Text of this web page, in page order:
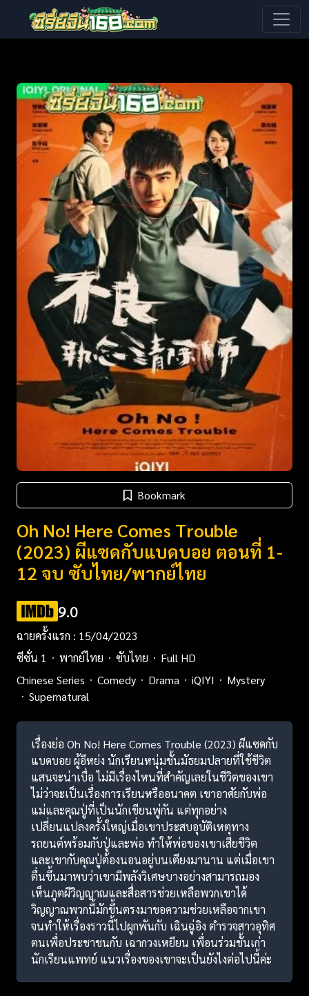
Bookmark
Oh No! Here Comes Trouble
(2023) ผีแซดกับแบดบอย ตอนที่ 1-
12 จบ ซับไทย/พากย์ไทย
9.0
ฉายครั้งแรก : 15/04/2023
ซีซั่น 1
พากย์ไทย ซับไทย
Full HD
Chinese Series
Comedy Drama iQIYI
Mystery
Supernatural
เรื่องย่อ Oh No! Here Comes Trouble (2023) ผีแซดกับ
แบดบอย ผู้อีหย่ง นักเรียนหนุ่มชั้นมัธยมปลายที่ใช้ชีวิต
แสนจะน่าเบื่อ ไม่มีเรื่องไหนที่สำคัญเลยในชีวิตของเขา
ไม่ว่าจะเป็นเรื่องการเรียนหรืออนาคต เขาอาศัยกับพ่อ
แม่และคุณปู่ที่เป็นนักเขียนพู่กัน แต่ทุกอย่าง
เปลี่ยนแปลงครั้งใหญ่เมื่อเขาประสบอุบัติเหตุทาง
รถยนต์พร้อมกับปู่และพ่อ ทำให้พ่อของเขาเสียชีวิต
และเขากับคุณปู่ต้องนอนอยู่บนเตียงมานาน แต่เมื่อเขา
ตื่นขึ้นมาพบว่าเขามีพลังวิเศษบางอย่างสามารถมอง
เห็นภูตผีวิญญาณและสื่อสารช่วยเหลือพวกเขาได้
วิญญาณพวกนี้มักขึ้นตรงมาขอความช่วยเหลือจากเขา
จนทำให้เรื่องราวนี้ไปผูกพันกับ เฉินฉู่อิง ตำรวจสาวอุทิศ
ตนเพื่อประชาชนกับ เฉากวงเหยียน เพื่อนร่วมชั้นเก่า
นักเรียนแพทย์ แนวเรื่องของเขาจะเป็นยังไงต่อไปนี้ค่ะ